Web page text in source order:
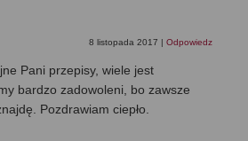
8 listopada 2017 | Odpowiedz
Pani przepisy, wiele jest
bardzo zadowoleni, bo zawsze
Pozdrawiam ciepło.